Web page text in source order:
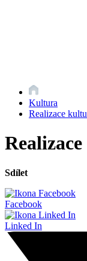
Kultura
Realizace
Sdílet
Facebook
Linked In